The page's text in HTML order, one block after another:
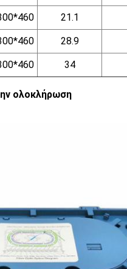
21.1
28.9
34
ολοκλήρωση